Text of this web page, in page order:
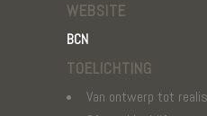
WEBSITE
BCN
TOELICHTING
Van ontwerp tot